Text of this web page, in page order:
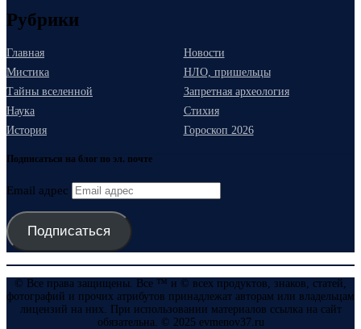
Рубрики
Главная
Новости
Мистика
НЛО, пришельцы
Тайны вселенной
Запретная археология
Наука
Стихия
История
Гороскоп 2026
Подписаться на блог по эл. почте
Email адрес
Подписаться
© Все права защищены. Все ™ и © всех продуктов, знаков, статей,
фотографий и прочих атрибутов принадлежат авторам или владельцам
лицензий на них. При использовании материалов ссылка на сайт
обязательна. © 2025 evmenov37.ru